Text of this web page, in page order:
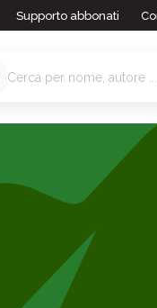
Supporto abbonati